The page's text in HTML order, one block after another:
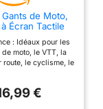
Gants de Moto,
Écran Tactile
de Moto, VTT,
Chasse,
et Autres
L
: Idéaux pour les
moto, le VTT, la
route, le cyclisme, le
etc. Écran tactile
€